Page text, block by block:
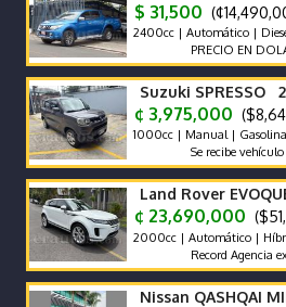
$ 31,500
2400cc | Automático |
PRECIO EN
Suzuki SPRESSO
¢ 3,975,000
1000cc | Manual |
Se recibe vehículo de
Land Rover
¢ 23,690,000
2000cc | Automático |
Record Agencia
Nissan QASHQAI